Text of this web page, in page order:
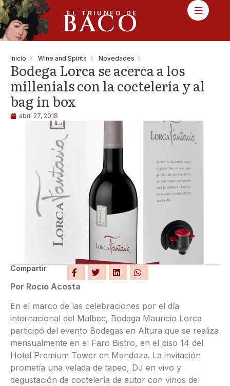
EL TRIUNFO DE
BACO
Inicio Wine and Spirits Novedades
Bodega Lorca se acerca a los
millenials con la coctelería y al
bag in box
abril 27, 2018
Compartir
Por Rocío Acosta
En el marco de las celebraciones por el día
internacional del Malbec, Bodega Mauricio Lorca
participó del evento Bodegas en Altura que se realiza
mensualmente en el Faro Bistro, en el piso 14 del
Hotel Premium Tower en Mendoza. La invitación
prometía una velada de tapeo, DJ en vivo y
degustación de coctelería de autor con vinos del